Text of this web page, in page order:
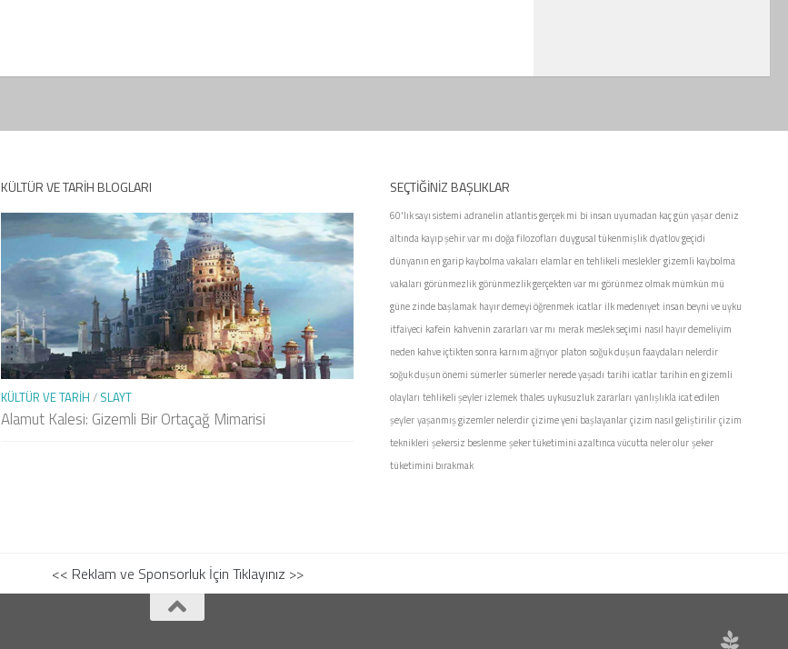
KÜLTÜR VE TARIH BLOGLARI
KÜLTÜR VE TARIH / SLAYT
Alamut Kalesi: Gizemli Bir Ortaçağ Mimarisi
SEÇTIĞINIZ BAŞLIKLAR
60'lık sayı sistemi adranelin atlantis gerçek mi bi insan uyumadan kaç gün yaşardeniz
altında kayıp şehir var mı doğa filozofları duygusal tükenmişlikdyatlov geçidi
dünyanın en garip kaybolma vakaları elamlaren tehlikeli mesleklergizemli kaybolma
vakaları görünmezlikgörünmezlik gerçekten var mı görünmez olmak mümkün mü
güne zinde başlamak hayır demeyi öğrenmek icatlar ilk medenıyet insan beyni ve uyku
itfaiyeci kafein kahvenin zararları var mı merak meslek seçimi nasıl hayır demeliyim
neden kahve içtikten sonra karnım ağrıyor platon soğuk duşun faaydaları nelerdir
soğuk duşun önemi sümerlersümerler nerede yaşadı tarihi icatlartarihin en gizemli
olayları tehlikeli şeyler izlemekthales uykusuzluk zararları yanlışlıkla icat edilen
şeyleryaşanmış gizemler nelerdirçizime yeni başlayanlarçizim nasıl geliştirilirçizim
teknikleri şekersiz beslenmeşeker tüketimini azaltınca vücutta neler olurşeker
tüketimini bırakmak
<< Reklam ve Sponsorluk İçin Tıklayınız >>